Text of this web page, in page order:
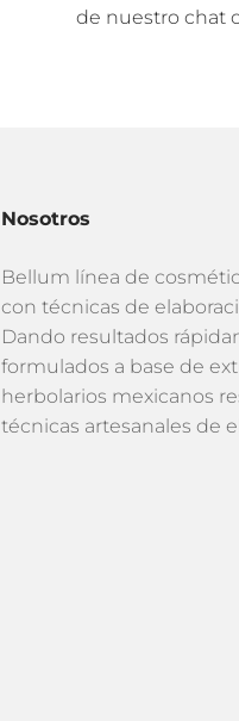
de nuestro chat
Nosotros
Bellum línea de
con técnicas de
Dando resultados
formulados a base de
herbolarios mexicanos
técnicas artesanales de